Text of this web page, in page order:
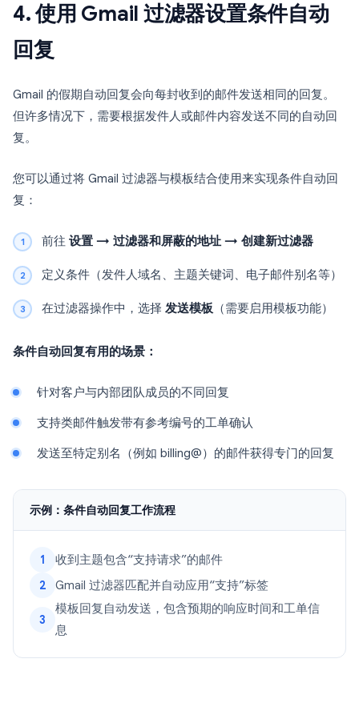
4. 使用 Gmail 过滤器设置条件自动
回复
Gmail 的假期自动回复会向每封收到的邮件发送相同的回复。
但许多情况下，需要根据发件人或邮件内容发送不同的自动回
复。
您可以通过将 Gmail 过滤器与模板结合使用来实现条件自动回
复：
前往 设置 → 过滤器和屏蔽的地址 → 创建新过滤器
定义条件（发件人域名、主题关键词、电子邮件别名等）
在过滤器操作中，选择 发送模板 （需要启用模板功能）
条件自动回复有用的场景：
针对客户与内部团队成员的不同回复
支持类邮件触发带有参考编号的工单确认
发送至特定别名（例如 billing@）的邮件获得专门的回复
示例：条件自动回复工作流程
1
收到主题包含“支持请求”的邮件
2
Gmail 过滤器匹配并自动应用“支持”标签
3
模板回复自动发送，包含预期的响应时间和工单信
息